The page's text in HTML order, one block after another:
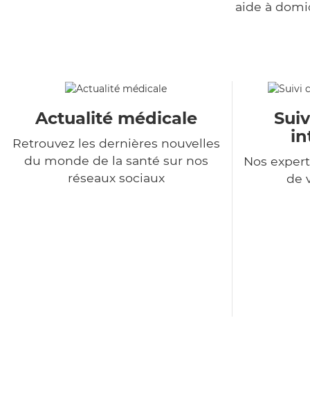
aide à
Actualité médicale
Retrouvez les dernières nouvelles
du monde de la santé sur nos
réseaux sociaux
Nos
de